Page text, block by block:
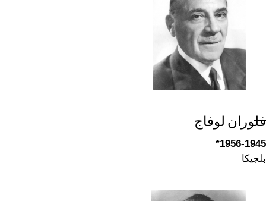
فلوران لوفاج
1956-1945*
بلجيكا